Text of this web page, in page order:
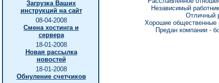
Загрузка Ваших
инструкций на сайт
08-04-2008
Смена хостинга и
сервера
18-01-2008
Новая рассылка
новостей
18-01-2008
Обнуление счетчиков
Независимый
Отличный
Хорошие общественные
Предан компании -